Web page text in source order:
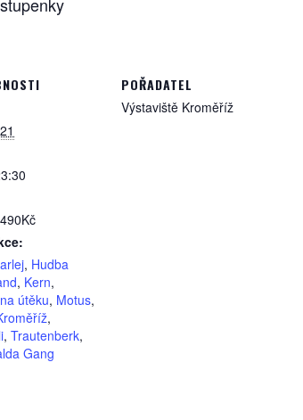
, Hudba
, Kern,
útěku, Motus,
,
, Trautenberk,
Gang
POŘADATEL
Výstaviště Kroměříž